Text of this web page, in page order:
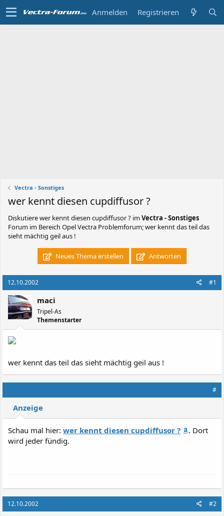
Anmelden Registrieren
Vectra - Sonstiges
wer kennt diesen cupdiffusor ?
Diskutierewer kennt diesen cupdiffusor ? imVectra - Sonstiges
Forum im Bereich Opel Vectra Problemforum; wer kennt das teil das
sieht mächtig geil aus !
Neues Thema erstellen Antworten
12.10.2002 #1
maci
Tripel-As
Themenstarter
wer kennt das teil das sieht mächtig geil aus !
#
Anzeige
Schau mal hier: wer kennt diesen cupdiffusor ?
. Dort
wird jeder fündig.
12.10.2002 #2